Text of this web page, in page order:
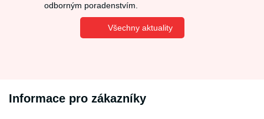
odborným poradenstvím.
Všechny aktuality
Informace pro zákazníky